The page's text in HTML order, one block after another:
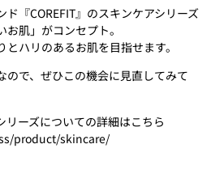
『COREFIT』のスキンケアシリーズ
肌」がコンセプト。
ハリのあるお肌を目指せます。
ので、ぜひこの機会に見直してみて
ーズについての詳細はこちら
product/skincare/